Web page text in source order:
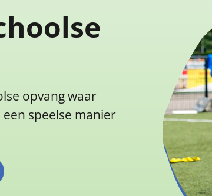
opvang waar
speelse manier